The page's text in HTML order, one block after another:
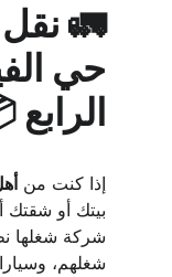
🚛
حي
إذا كنت من
بيتك أو شقتك
شركة شغلها
شغلهم،